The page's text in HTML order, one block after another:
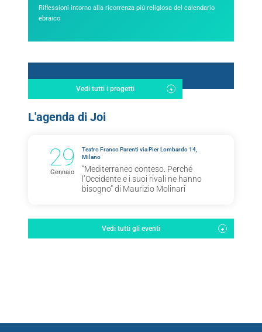
Riflessioni intorno alla ricorrenza più religiosa del calendario
ebraico
Vedi tutti i progetti
L'agenda di Joi
29
Gennaio
Teatro Franco Parenti via Pier Lombardo 14,
Milano
“Mediterraneo conteso. Perché
l’Occidente e i suoi rivali ne hanno
bisogno” di Maurizio Molinari
Vedi tutti gli eventi